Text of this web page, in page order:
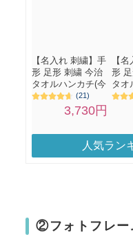
人気ラン
②フォトフレー